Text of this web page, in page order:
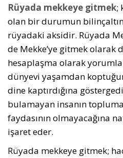
Rüyada mekkeye gitmek;
olan bir durumun
rüyadaki aksidir. Rüyada
de Mekke’ye gitmek olarak
hesaplaşma olarak
dünyevi yaşamdan
dine kaptırdığına
bulamayan insanın
faydasının olmayacağına
işaret eder.
Rüyada mekkeye gitmek;